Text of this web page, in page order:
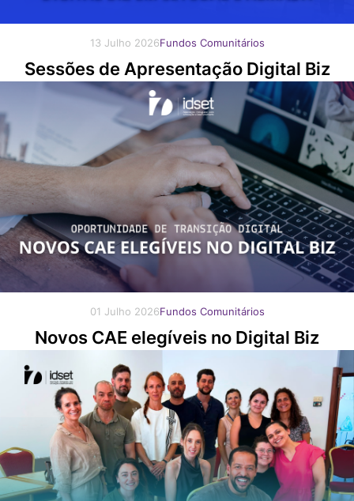
13 Julho 2026Fundos Comunitários
Sessões de Apresentação Digital Biz
01 Julho 2026Fundos Comunitários
Novos CAE elegíveis no Digital Biz